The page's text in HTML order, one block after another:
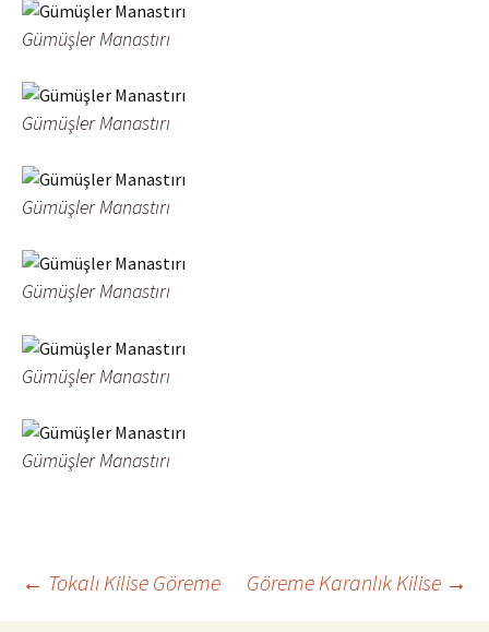
Gümüşler Manastırı
Gümüşler Manastırı
Gümüşler Manastırı
Gümüşler Manastırı
Gümüşler Manastırı
Gümüşler Manastırı
Yazı
← Tokalı Kilise Göreme Göreme Karanlık Kilise →